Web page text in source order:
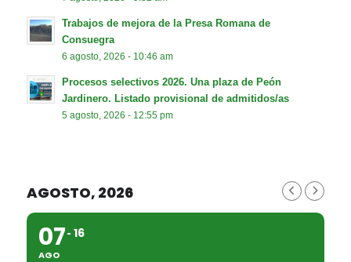
Trabajos de mejora de la Presa Romana de
Consuegra
6 agosto, 2026 - 10:46 am
Procesos selectivos 2026. Una plaza de Peón
Jardinero. Listado provisional de admitidos/as
5 agosto, 2026 - 12:55 pm
AGOSTO, 2026
07
AGO
16